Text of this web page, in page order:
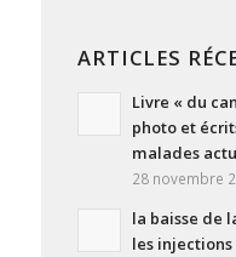
ARTICLES
Livre « du
photo et
malades
28 novembre
la baisse de
les